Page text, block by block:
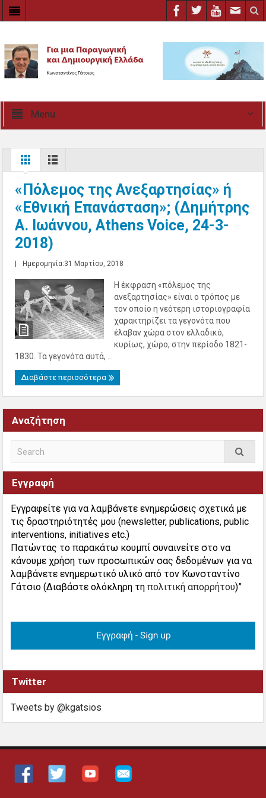
Menu
«Πόλεμος της Ανεξαρτησίας» ή
«Εθνική Επανάσταση»; (Δημήτρης
Α. Ιωάννου, Athens Voice, 24-3-
2018)
Ημερομηνία:31 Μαρτίου, 2018
Η έκφραση «πόλεμος της
ανεξαρτησίας» είναι ο τρόπος με
τον οποίο η νεότερη ιστοριογραφία
χαρακτηρίζει τα γεγονότα που
έλαβαν χώρα στον ελλαδικό,
κυρίως, χώρο, στην περίοδο 1821-
1830. Τα γεγονότα αυτά, ...
Διαβάστε περισσότερα
Αναζήτηση
Εγγραφή
Εγγραφείτε για να λαμβάνετε ενημερώσεις σχετικά με
τις δραστηριότητές μου (newsletter, publications, public
interventions, initiatives etc.)
Πατώντας το παρακάτω κουμπί συναινείτε στο να
κάνουμε χρήση των προσωπικών σας δεδομένων για να
λαμβάνετε ενημερωτικό υλικό από τον Κωνσταντίνο
Γάτσιο (Διαβάστε ολόκληρη τηπολιτική απορρήτου)”
Twitter
Tweets by @kgatsios